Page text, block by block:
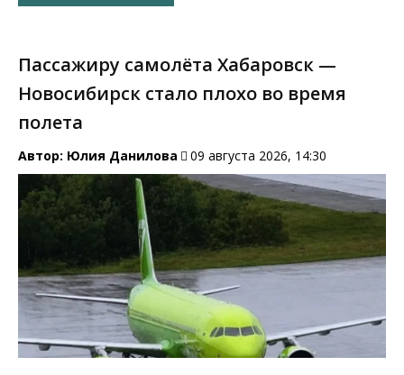
Пассажиру самолёта Хабаровск —
Новосибирск стало плохо во время
полета
Автор: Юлия Данилова 09 августа 2026, 14:30